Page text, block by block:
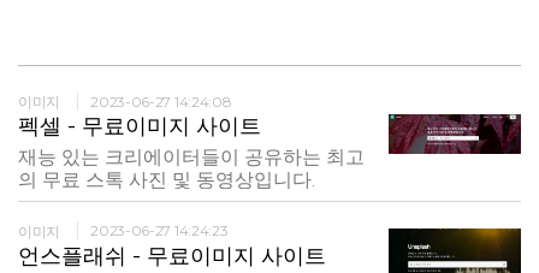
이미지 2023-06-27 14:24:08
펙셀 - 무료이미지 사이트
재능 있는 크리에이터들이 공유하는 최고
의 무료 스톡 사진 및 동영상입니다.
이미지 2023-06-27 14:24:23
언스플래쉬 - 무료이미지 사이트